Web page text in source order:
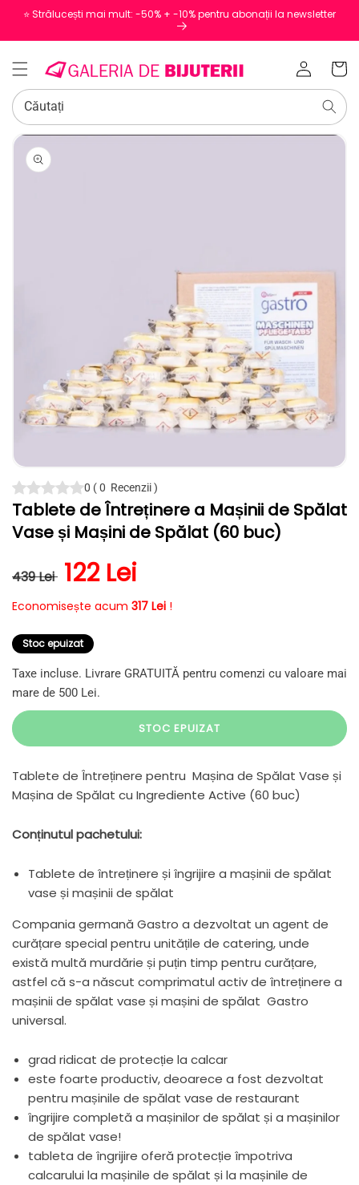
⭐️ Strălucești mai mult: -50% + -10% pentru abonații la newsletter
Conectați-
Coș
Căutați
SALT LA
INFORMAȚIILE
DESPRE
PRODUS
conținutul
media
1
o
0 (0 Recenzii)
Tablete de Întreținere a Mașinii de Spălat
Vase și Mașini de Spălat (60 buc)
Preț obișnuit
439 Lei Preț redus
122 Lei
Economisește acum 317 Lei !
Stoc epuizat
Taxe incluse. Livrare GRATUITĂ pentru comenzi cu valoare mai
mare de 500 Lei.
STOC EPUIZAT
Tablete de Întreținere pentru Mașina de Spălat Vase și
Mașina de Spălat cu Ingrediente Active (60 buc)
Conținutul pachetului:
Tablete de întreținere și îngrijire a mașinii de spălat
vase și mașinii de spălat
Compania germană Gastro a dezvoltat un agent de
curățare special pentru unitățile de catering, unde
există multă murdărie și puțin timp pentru curățare,
astfel că s-a născut comprimatul activ de întreținere a
mașinii de spălat vase și mașini de spălat Gastro
universal.
grad ridicat de protecție la calcar
este foarte productiv, deoarece a fost dezvoltat
pentru mașinile de spălat vase de restaurant
îngrijire completă a mașinilor de spălat și a mașinilor
de spălat vase!
tableta de îngrijire oferă protecție împotriva
calcarului la mașinile de spălat și la mașinile de